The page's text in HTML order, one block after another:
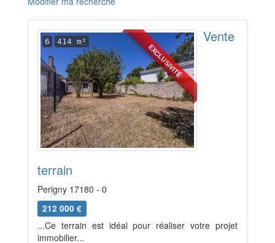
EXCLUSIVITÉ
6 414 m² Vente
terrain
Perigny 17180 - 0
212 000 €
...Ce terrain est idéal pour réaliser votre projet
immobilier...